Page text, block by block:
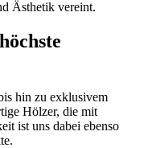
Ästhetik vereint.
hin zu exklusivem
Hölzer, die mit
ist uns dabei ebenso